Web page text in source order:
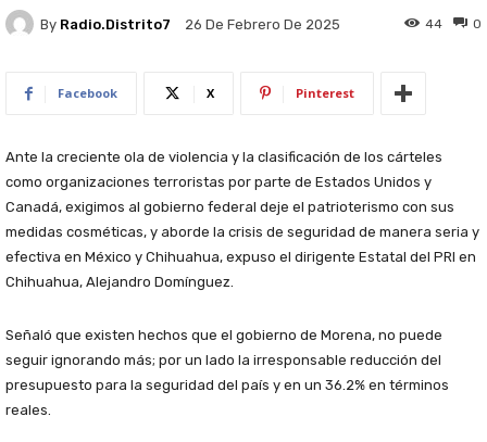
By Radio.distrito7 26 De Febrero De 2025 0
44
Facebook X Pinterest
Ante la creciente ola de violencia y la clasificación de los cárteles
como organizaciones terroristas por parte de Estados Unidos y
Canadá, exigimos al gobierno federal deje el patrioterismo con sus
medidas cosméticas, y aborde la crisis de seguridad de manera seria y
efectiva en México y Chihuahua, expuso el dirigente Estatal del PRI en
Chihuahua, Alejandro Domínguez.
Señaló que existen hechos que el gobierno de Morena, no puede
seguir ignorando más; por un lado la irresponsable reducción del
presupuesto para la seguridad del país y en un 36.2% en términos
reales.